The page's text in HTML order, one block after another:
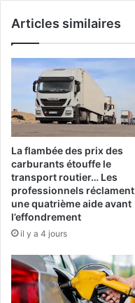
de
d'Afrique.
Articles similaires
La flambée des prix des
carburants étouffe le
transport routier… Les
professionnels réclament
une quatrième aide avant
l’effondrement
il y a 4 jours